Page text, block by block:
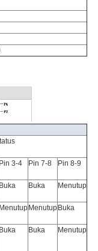
Pin 3-4 Pin 7-8 Pin 8-9
Buka Buka Menutup
MenutupMenutupBuka
Buka Buka Menutup